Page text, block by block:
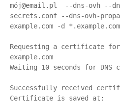
mój@email.pl  --dns-ovh --
secrets.conf --dns-ovh-
example.com -d *.example.com
Requesting a certificate for
example.com
Waiting 10 seconds for DNS
Successfully received
Certificate is saved at: